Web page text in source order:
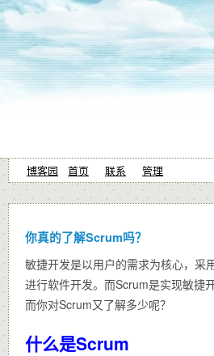
博客园 首页 联系 管理
你真的了解Scrum吗？
敏捷开发是以用户的需求为核心，采
进行软件开发。而Scrum是实现敏捷
而你对Scrum又了解多少呢？
什么是Scrum